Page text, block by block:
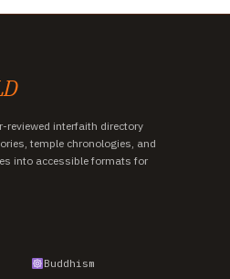
reviewed interfaith directory
temple chronologies, and
into accessible formats for
Buddhism